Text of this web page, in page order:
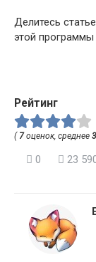
Делитесь
этой программы
Рейтинг
( 7оценок, среднее
0 23